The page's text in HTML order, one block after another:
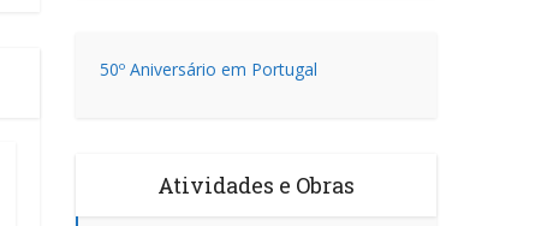
50º Aniversário em Portugal
Atividades e Obras